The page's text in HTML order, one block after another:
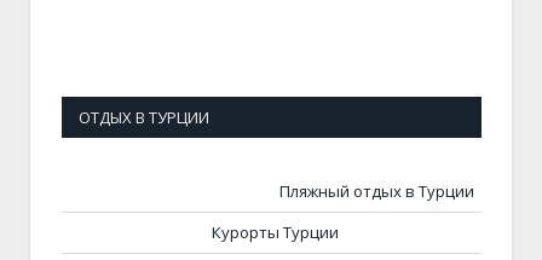
ОТДЫХ В ТУРЦИИ
Пляжный отдых в Турции
Курорты Турции